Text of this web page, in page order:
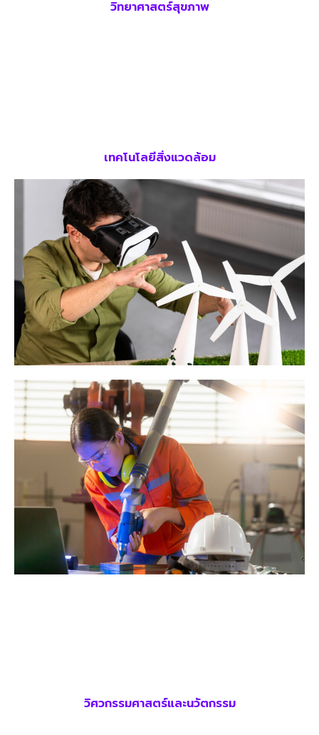
วิทยาศาสตร์สุขภาพ
เทคโนโลยีสิ่งแวดล้อม
วิศวกรรมศาสตร์และนวัตกรรม